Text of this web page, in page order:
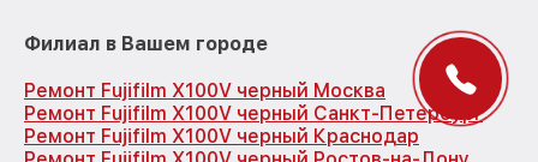
Филиал в Вашем городе
Ремонт Fujifilm X100V черный Москва
Ремонт Fujifilm X100V черный Санкт-Петербург
Ремонт Fujifilm X100V черный Краснодар